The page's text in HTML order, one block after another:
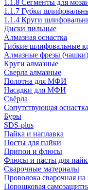
1.1.8 Сегменты для
1.1.7 Губки
1.1.4 Круги
Диски пильные
Алмазная оснастка
Гибкие шлифовальные
Алмазные фрезы (чашки)
Круги алмазные
Сверла алмазные
Полотна для МФИ
Насадки для МФИ
Свёрла
Сопутствующая оснастка
Буры
SDS-plus
Пайка и наплавка
Посты для пайки
Припои и флюсы
Флюсы и пасты для
Сварочные материалы
Проволока сварочная на
Порошковая